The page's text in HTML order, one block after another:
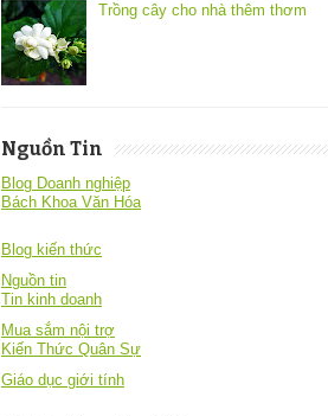
Trồng cây cho nhà thêm thơm
Nguồn Tin
Blog Doanh nghiệp
Bách Khoa Văn Hóa
Blog kiến thức
Nguồn tin
Tin kinh doanh
Mua sắm nội trợ
Kiến Thức Quân Sự
Giáo dục giới tính